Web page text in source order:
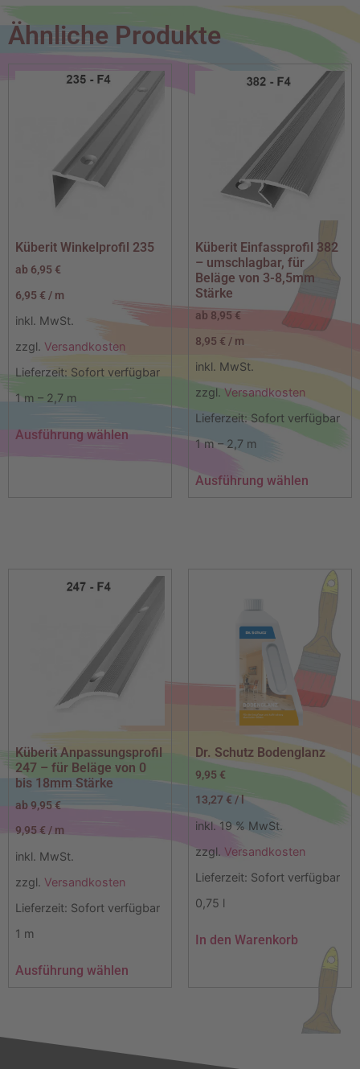
Ähnliche Produkte
Küberit Winkelprofil 235
ab 6,95 €
6,95 € / m
inkl. MwSt.
zzgl. Versandkosten
Lieferzeit: Sofort verfügbar
1 m – 2,7 m
Ausführung wählen
Küberit Einfassprofil 382
– umschlagbar, für
Beläge von 3-8,5mm
Stärke
ab 8,95 €
8,95 € / m
inkl. MwSt.
zzgl. Versandkosten
Lieferzeit: Sofort verfügbar
1 m – 2,7 m
Ausführung wählen
Küberit Anpassungsprofil
247 – für Beläge von 0
bis 18mm Stärke
ab 9,95 €
9,95€ / m
inkl. MwSt.
zzgl. Versandkosten
Lieferzeit: Sofort verfügbar
1 m
Ausführung wählen
Dr. Schutz Bodenglanz
9,95 €
13,27 € /
inkl. 19 % MwSt.
zzgl. Versandkosten
Lieferzeit: Sofort verfügbar
0,75 l
In den Warenkorb